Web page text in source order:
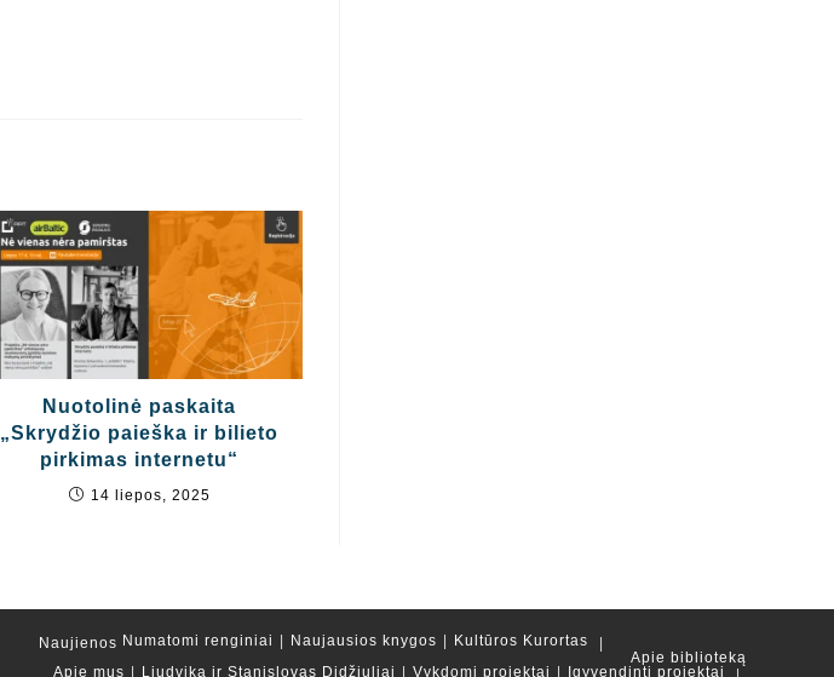
Nuotolinė paskaita
„Skrydžio paieška ir bilieto
pirkimas internetu“
14 liepos, 2025
Naujienos Numatomi renginiai Naujausios knygos
Kultūros Kurortas
Apie biblioteką
Apie mus
Liudvika ir Stanislovas Didžiuliai Vykdomi projektai Įgyvendinti projektai